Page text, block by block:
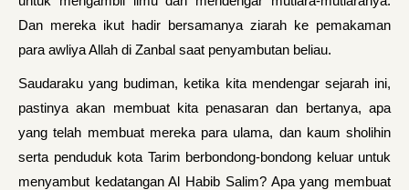
Dan mereka ikut hadir bersamanya ziarah ke pemakaman
para awliya Allah di Zanbal saat penyambutan beliau.
Saudaraku yang budiman, ketika kita mendengar sejarah ini,
pastinya akan membuat kita penasaran dan bertanya, apa
yang telah membuat mereka para ulama, dan kaum sholihin
serta penduduk kota Tarim berbondong-bondong keluar untuk
menyambut kedatangan Al Habib Salim? Apa yang membuat